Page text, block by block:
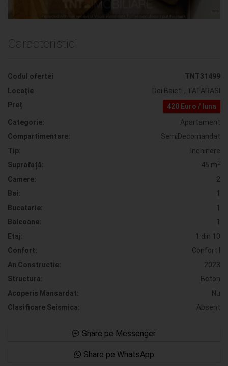
Caracteristici
Codul ofertei
TNT31499
Locație
Doi Baieti , TATARASI
Preț
420 Euro / luna
Categorie:
Apartament
Compartimentare:
SemiDecomandat
Tip:
Inchiriere
Suprafață:
45 m2
Camere:
2
Bai:
1
Bucatarie:
1
Balcoane:
1
Etaj:
1 din 10
Confort:
Confort I
An Constructie:
2023
Structura:
Beton
Acoperis Mansardat:
Nu
Clasificare Seismica:
Absent
Share pe Messenger
Share pe WhatsApp